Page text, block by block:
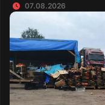
07.08.2026